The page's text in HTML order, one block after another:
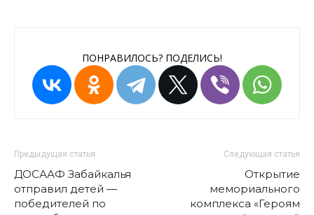
ПОНРАВИЛОСЬ? ПОДЕЛИСЬ!
Предыдущая статья
ДОСААФ Забайкалья
отправил детей —
победителей по
Следующая статья
Открытие
мемориального
комплекса «Героям